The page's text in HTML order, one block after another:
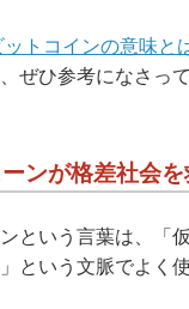
ットコインの意味と
ぜひ参考になさっ
ンが格差社会を
という言葉は、「
という文脈でよく